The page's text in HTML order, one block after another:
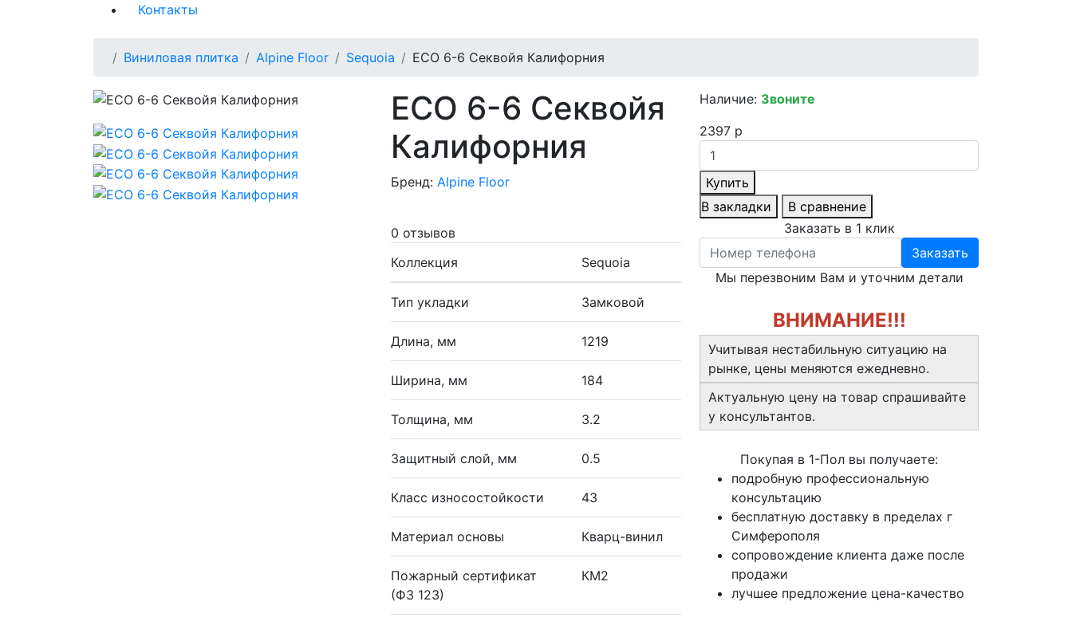
Контакты
Виниловая плитка Alpine Floor Sequoia ECO 6-6 Секвойя Калифорния
ECO 6-6 Секвойя
Калифорния
Бренд: Alpine Floor
0 отзывов
Коллекция
Sequoia
Тип укладки Замковой
Длина, мм 1219
Ширина, мм 184
Толщина, мм 3.2
Защитный слой, мм 0.5
Класс износостойкости 43
Материал основы Кварц-винил
Пожарный сертификат
(ФЗ 123)
КМ2
Наличие: Звоните
2397 р
Купить
В закладки
В сравнение
Заказать в 1 клик
Заказать
Мы перезвоним Вам и уточним детали
ВНИМАНИЕ!!!
Учитывая нестабильную ситуацию на
рынке, цены меняются ежедневно.
Актуальную цену на товар спрашивайте
у консультантов.
Покупая в 1-Пол вы получаете:
подробную профессиональную
консультацию
бесплатную доставку в пределах г
Симферополя
сопровождение клиента даже после
продажи
лучшее предложение цена-качество